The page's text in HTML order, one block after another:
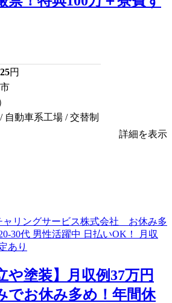
円
自動車系工場 / 交替制
詳細を表示
や塗装】月収例37万円
でお休み多め！年間休